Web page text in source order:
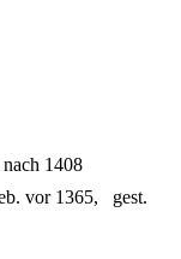
1408
vor 1365, gest.